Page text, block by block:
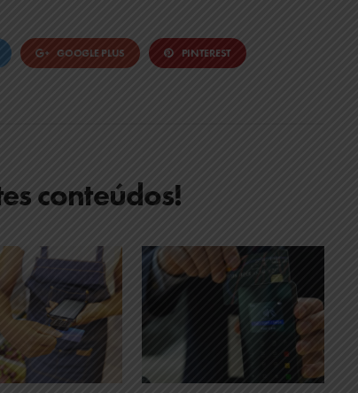
GOOGLE PLUS PINTEREST
conteúdos!